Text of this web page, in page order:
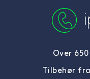
Over
Tilbehør